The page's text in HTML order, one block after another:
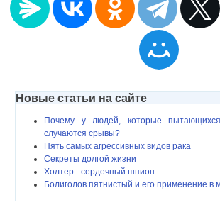
Новые статьи на сайте
Почему у людей, которые
случаются срывы?
Пять самых агрессивных видов рака
Секреты долгой жизни
Холтер - сердечный шпион
Болиголов пятнистый и его применение в